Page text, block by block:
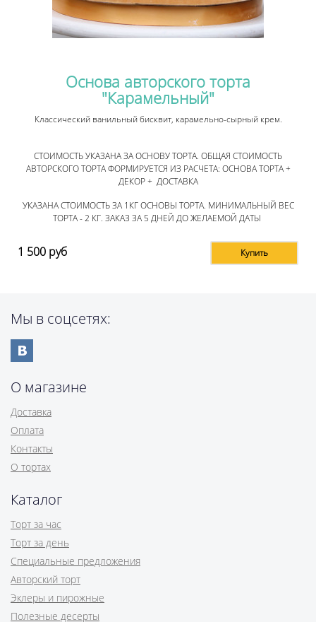
Основа авторского торта
"Карамельный"
Классический ванильный бисквит, карамельно-сырный крем.
СТОИМОСТЬ УКАЗАНА ЗА ОСНОВУ ТОРТА. ОБЩАЯ СТОИМОСТЬ
АВТОРСКОГО ТОРТА ФОРМИРУЕТСЯ ИЗ РАСЧЕТА: ОСНОВА ТОРТА +
ДЕКОР + ДОСТАВКА
УКАЗАНА СТОИМОСТЬ ЗА 1КГ ОСНОВЫ ТОРТА. МИНИМАЛЬНЫЙ ВЕС
ТОРТА - 2 КГ. ЗАКАЗ ЗА 5 ДНЕЙ ДО ЖЕЛАЕМОЙ ДАТЫ
1 500 руб Купить
Мы в соцсетях:
О магазине
Доставка
Оплата
Контакты
О тортах
Каталог
Торт за час
Торт за день
Специальные предложения
Авторский торт
Эклеры и пирожные
Полезные десерты